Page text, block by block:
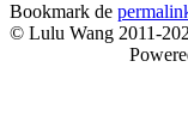
Bookmark de
© Lulu Wang 2011-